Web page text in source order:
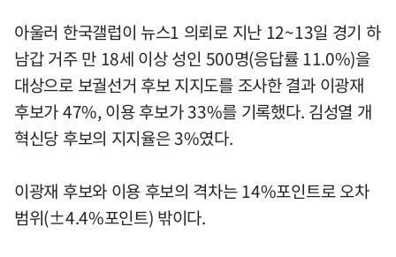
아울러 한국갤럽이 뉴스1 의뢰로 지난 12~13일 경기 하
남갑 거주 만 18세 이상 성인 500명(응답률 11.0%)을
대상으로 보궐선거 후보 지지도를 조사한 결과 이광재
후보가 47%, 이용 후보가 33%를 기록했다. 김성열 개
혁신당 후보의 지지율은 3%였다.
이광재 후보와 이용 후보의 격차는 14%포인트로 오차
범위(±4.4%포인트) 밖이다.